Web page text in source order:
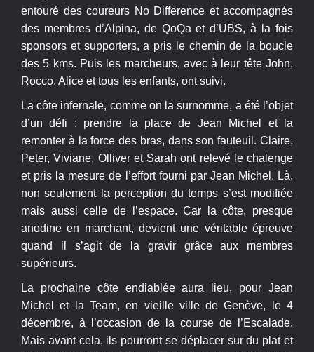
entouré des coureurs No Difference et accompagnés
des membres d’Alpina, de QoQa et d’UBS, à la fois
sponsors et supporters, a pris le chemin de la boucle
des 5 kms. Puis les marcheurs, avec à leur tête John,
Rocco, Alice et tous les enfants, ont suivi.
La côte infernale, comme on la surnomme, a été l’objet
d’un défi : prendre la place de Jean Michel et la
remonter à la force des bras, dans son fauteuil. Claire,
Peter, Viviane, Olliver et Sarah ont relevé le chalenge
et pris la mesure de l’effort fourni par Jean Michel. Là,
non seulement la perception du temps s’est modifiée
mais aussi celle de l’espace. Car la côte, presque
anodine en marchant, devient une véritable épreuve
quand il s’agit de la gravir grâce aux membres
supérieurs.
La prochaine côte endiablée aura lieu, pour Jean
Michel et la Team, en vieille ville de Genève, le 4
décembre, à l’occasion de la course de l’Escalade.
Mais avant cela, ils pourront se déplacer sur du plat et